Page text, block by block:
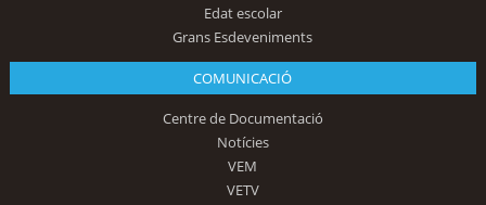
Edat escolar
Grans Esdeveniments
COMUNICACIÓ
Centre de Documentació
Notícies
VEM
VETV